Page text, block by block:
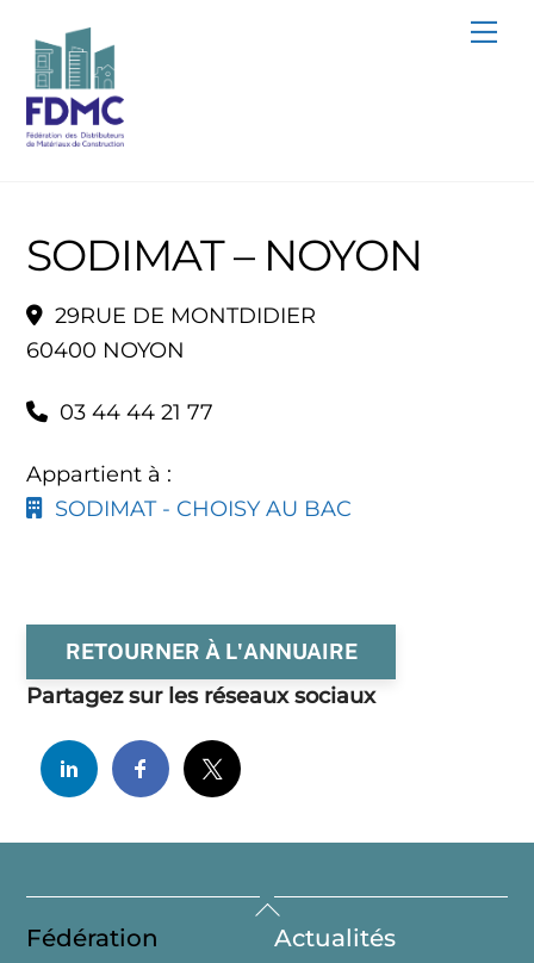
content
SODIMAT – NOYON
29RUE DE MONTDIDIER
60400 NOYON
03 44 44 21 77
Appartient à :
SODIMAT - CHOISY AU BAC
RETOURNER À L'ANNUAIRE
Partagez sur les réseaux sociaux
Back
To
Fédération Actualités